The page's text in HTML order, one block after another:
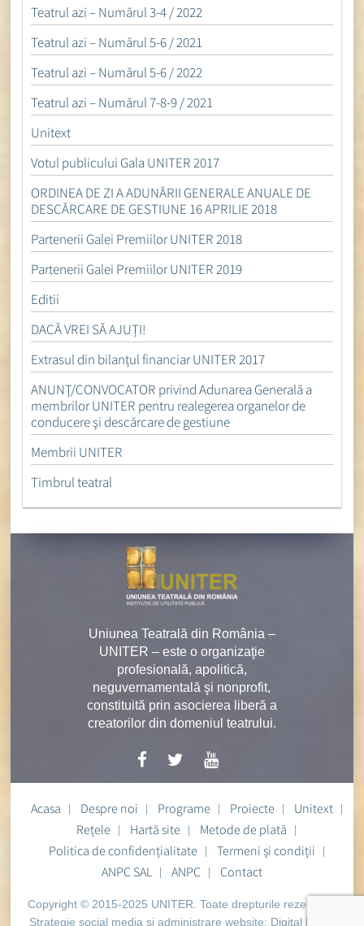
Teatrul azi – Numărul 3-4 / 2022
Teatrul azi – Numărul 5-6 / 2021
Teatrul azi – Numărul 5-6 / 2022
Teatrul azi – Numărul 7-8-9 / 2021
Unitext
Votul publicului Gala UNITER 2017
ORDINEA DE ZI A ADUNĂRII GENERALE ANUALE DE
DESCĂRCARE DE GESTIUNE 16 APRILIE 2018
Partenerii Galei Premiilor UNITER 2018
Partenerii Galei Premiilor UNITER 2019
Editii
DACĂ VREI SĂ AJUȚI!
Extrasul din bilanțul financiar UNITER 2017
ANUNŢ/CONVOCATOR privind Adunarea Generală a
membrilor UNITER pentru realegerea organelor de
conducere şi descărcare de gestiune
Membrii UNITER
Timbrul teatral
Uniunea Teatrală din România –
UNITER – este o organizaţie
profesională, apolitică,
neguvernamentală şi nonprofit,
constituită prin asocierea liberă a
creatorilor din domeniul teatrului.
Acasa Despre noi Programe Proiecte
Unitext
Rețele
Hartă site
Metode de plată
Politica de confidențialitate
Termeni și condiții
ANPC SAL
ANPC Contact
Copyright © 2015-2025 UNITER. Toate drepturile rezervate.
Strategie social media si administrare website: Digital Heart